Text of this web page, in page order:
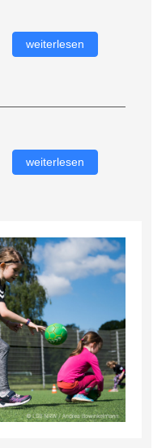
weiterlesen
weiterlesen